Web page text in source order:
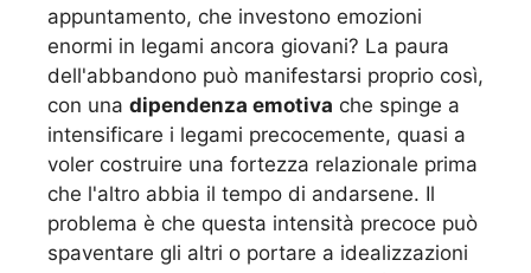
appuntamento, che investono emozioni
enormi in legami ancora giovani? La paura
dell'abbandono può manifestarsi proprio così,
con una dipendenza emotiva che spinge a
intensificare i legami precocemente, quasi a
voler costruire una fortezza relazionale prima
che l'altro abbia il tempo di andarsene. Il
problema è che questa intensità precoce può
spaventare gli altri o portare a idealizzazioni